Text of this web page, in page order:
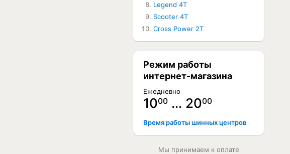
Legend 4T
Scooter 4T
Cross Power 2T
Режим работы
интернет-магазина
Ежедневно
1000 … 2000
Время работы шинных центров
Мы принимаем к оплате